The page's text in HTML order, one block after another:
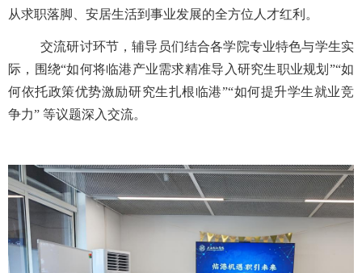
从求职落脚、安居生活到事业发展的全方位人才红利。
交流研讨环节，辅导员们结合各学院专业特色与学生实
际，围绕“如何将临港产业需求精准导入研究生职业规划”“如
何依托政策优势激励研究生扎根临港”“如何提升学生就业竞
争力” 等议题深入交流。